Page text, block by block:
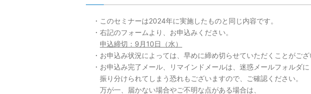
・このセミナーは2024年に実施したものと同じ内容です。
・右記のフォームより、お申込みください。
申込締切：9月10日（水）
・お申込み状況によっては、早めに締め切らせていただくことがござ
・お申込み完了メール、リマインドメールは、迷惑メールフォルダに
振り分けられてしまう恐れもございますので、ご確認ください。
万が一、届かない場合やご不明な点がある場合は、